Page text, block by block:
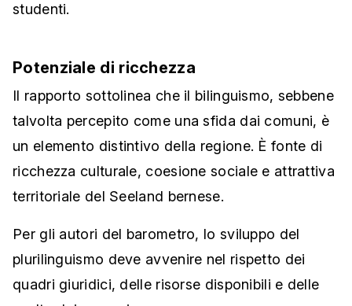
studenti.
Potenziale di ricchezza
Il rapporto sottolinea che il bilinguismo, sebbene
talvolta percepito come una sfida dai comuni, è
un elemento distintivo della regione. È fonte di
ricchezza culturale, coesione sociale e attrattiva
territoriale del Seeland bernese.
Per gli autori del barometro, lo sviluppo del
plurilinguismo deve avvenire nel rispetto dei
quadri giuridici, delle risorse disponibili e delle